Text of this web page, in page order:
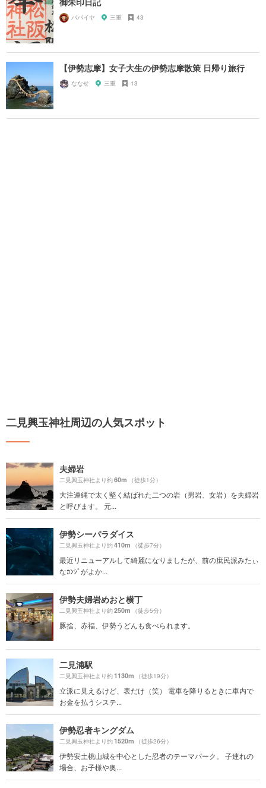
パパイヤ 三重 43
【伊勢志摩】女子大生の伊勢志摩散策 日帰り旅行
ななせ 三重 13
二見興玉神社周辺の人気スポット
夫婦岩
二見興玉神社より約60m （徒歩1分）
大注連縄で太く堅く結ばれた二つの岩（男岩、女岩）を夫婦岩
と呼びます。 元...
伊勢シーパラダイス
二見興玉神社より約410m （徒歩7分）
最近リニューアルして綺麗になりましたが、前の庶民派みたぃ
なｶﾝｼﾞがよか...
伊勢夫婦岩めおと横丁
二見興玉神社より約250m （徒歩5分）
豚捨、赤福、伊勢うどんも食べられます。
二見浦駅
二見興玉神社より約1130m （徒歩19分）
立派に見えるけど、表だけ（笑） 電車を降りるときに車内で
お金を払うシステ...
伊勢忍者キングダム
二見興玉神社より約1520m （徒歩26分）
伊勢安土桃山城を中心とした忍者のテーマパーク。 子連れの
場合、お子様や奥...